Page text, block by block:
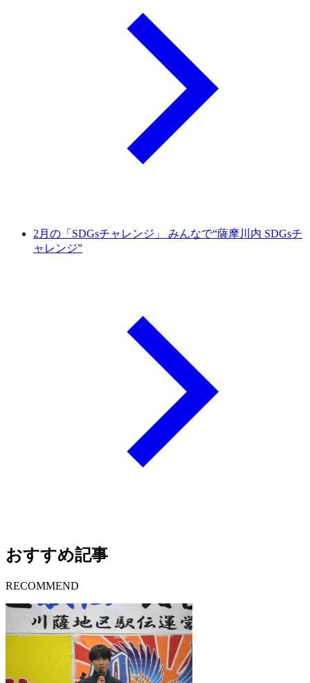
2月の「SDGsチャレンジ」 みんなで“薩摩川内 SDGsチ
ャレンジ”
おすすめ記事
RECOMMEND